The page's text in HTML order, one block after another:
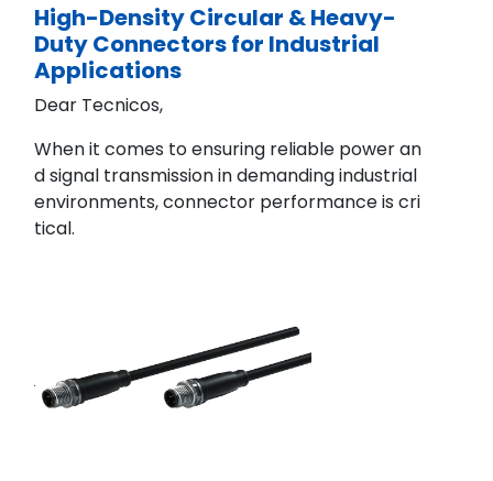
High-Density Circular & Heavy-
Duty Connectors for Industrial
Applications
Dear Tecnicos,
When it comes to ensuring reliable power an
d signal transmission in demanding industrial
environments, connector performanceis cri
tical.